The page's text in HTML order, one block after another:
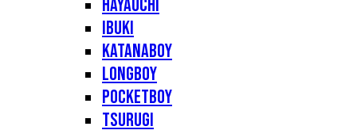
Hayauchi
Ibuki
Katanaboy
Longboy
Pocketboy
Tsurugi